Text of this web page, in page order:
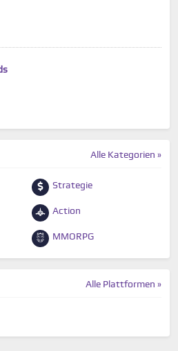
Alle Kategorien »
Strategie
Action
MMORPG
Alle Plattformen »